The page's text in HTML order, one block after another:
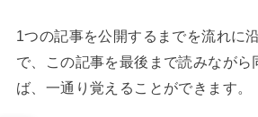
1つの記事を公開するまでを流れに
で、この記事を最後まで読みながら
ば、一通り覚えることができます。